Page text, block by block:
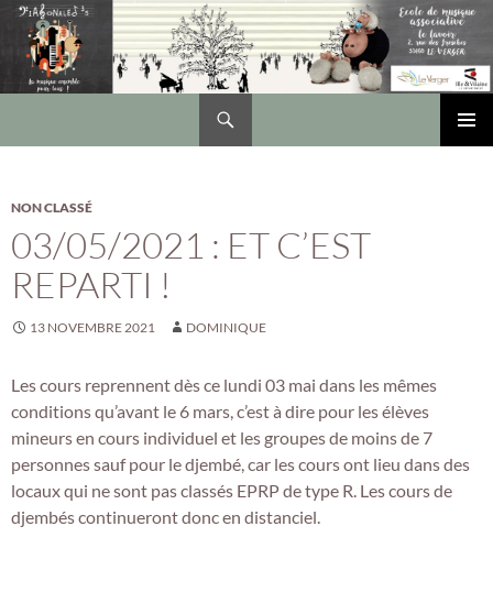
DIAGONALES 35
NON CLASSÉ
03/05/2021 : ET C’EST
REPARTI !
13 NOVEMBRE 2021 DOMINIQUE
Les cours reprennent dès ce lundi 03 mai dans les mêmes
conditions qu’avant le 6 mars, c’est à dire pour les élèves
mineurs en cours individuel et les groupes de moins de 7
personnes sauf pour le djembé, car les cours ont lieu dans des
locaux qui ne sont pas classés EPRP de type R. Les cours de
djembés continueront donc en distanciel.